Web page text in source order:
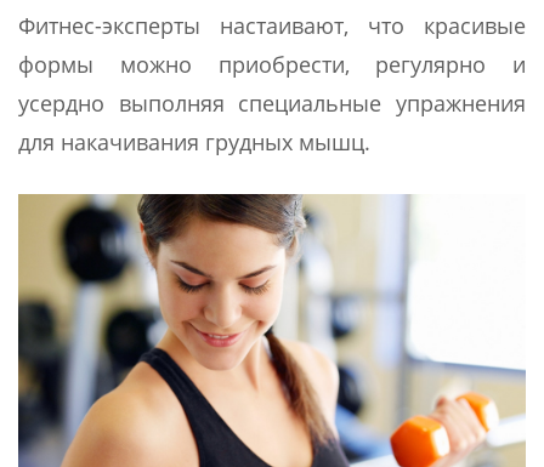
Фитнес-эксперты настаивают, что красивые
формы можно приобрести, регулярно и
усердно выполняя специальные упражнения
для накачивания грудных мышц.